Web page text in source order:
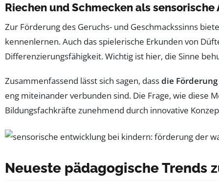
Riechen und Schmecken als
Zur Förderung des Geruchs- und Geschmackssinns
kennenlernen. Auch das spielerische Erkunden von
Differenzierungsfähigkeit. Wichtig ist hier, die Sinne
Zusammenfassend lässt sich sagen, dassdie
eng miteinander verbunden sind. Die Frage, wie diese
Bildungsfachkräfte zunehmend durch innovative
Neueste pädagogische Trends